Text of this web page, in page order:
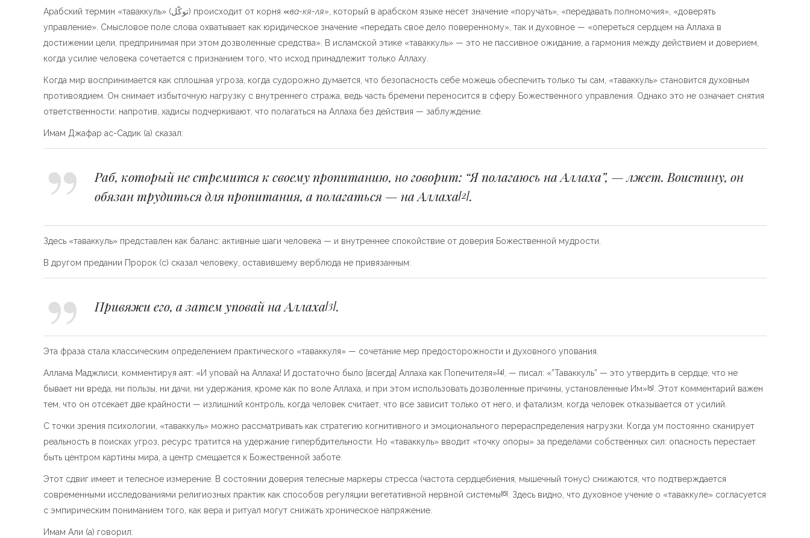
Арабский термин «таваккуль» (توكّل) происходит от корня «ва-кя-ля» , который в арабском языке несет значение «поручать», «передавать полномочия», «доверять
управление». Смысловое поле слова охватывает как юридическое значение «передать свое дело поверенному», так и духовное — «опереться сердцем на Аллаха в
достижении цели, предпринимая при этом дозволенные средства». В исламской этике «таваккуль» — это не пассивное ожидание, а гармония между действием и доверием,
когда усилие человека сочетается с признанием того, что исход принадлежит только Аллаху.
Когда мир воспринимается как сплошная угроза, когда судорожно думается, что безопасность себе можешь обеспечить только ты сам, «таваккуль» становится духовным
противоядием. Он снимает избыточную нагрузку с внутреннего стража, ведь часть бремени переносится в сферу Божественного управления. Однако это не означает снятия
ответственности: напротив, хадисы подчеркивают, что полагаться на Аллаха без действия — заблуждение.
Имам Джафар ас-Садик (а) сказал:
Раб, который не стремится к своему пропитанию, но говорит: “Я полагаюсь на Аллаха”, — лжет. Воистину, он
обязан трудиться для пропитания, а полагаться — на Аллаха[2].
Здесь «таваккуль» представлен как баланс: активные шаги человека — и внутреннее спокойствие от доверия Божественной мудрости.
В другом предании Пророк (с) сказал человеку, оставившему верблюда не привязанным:
Привяжи его, а затем уповай на Аллаха[3].
Эта фраза стала классическим определением практического «таваккуля» — сочетание мер предосторожности и духовного упования.
Аллама Маджлиси, комментируя аят: «И уповай на Аллаха! И достаточно было [всегда] Аллаха как Попечителя»[4]
, — писал: «”Таваккуль” — это утвердить в сердце, что не
бывает ни вреда, ни пользы, ни дачи, ни удержания, кроме как по воле Аллаха, и при этом использовать дозволенные причины, установленные Им»[5]
. Этот комментарий важен
тем, что он отсекает две крайности — излишний контроль, когда человек считает, что все зависит только от него, и фатализм, когда человек отказывается от усилий.
С точки зрения психологии, «таваккуль» можно рассматривать как стратегию когнитивного и эмоционального перераспределения нагрузки. Когда ум постоянно сканирует
реальность в поисках угроз, ресурс тратится на удержание гипербдительности. Но «таваккуль» вводит «точку опоры» за пределами собственных сил: опасность перестает
быть центром картины мира, а центр смещается к Божественной заботе.
Этот сдвиг имеет и телесное измерение. В состоянии доверия телесные маркеры стресса (частота сердцебиения, мышечный тонус) снижаются, что подтверждается
современными исследованиями религиозных практик как способов регуляции вегетативной нервной системы [6]
. Здесь видно, что духовное учение о «таваккуле» согласуется
с эмпирическим пониманием того, как вера и ритуал могут снижать хроническое напряжение.
Имам Али (а) говорил: